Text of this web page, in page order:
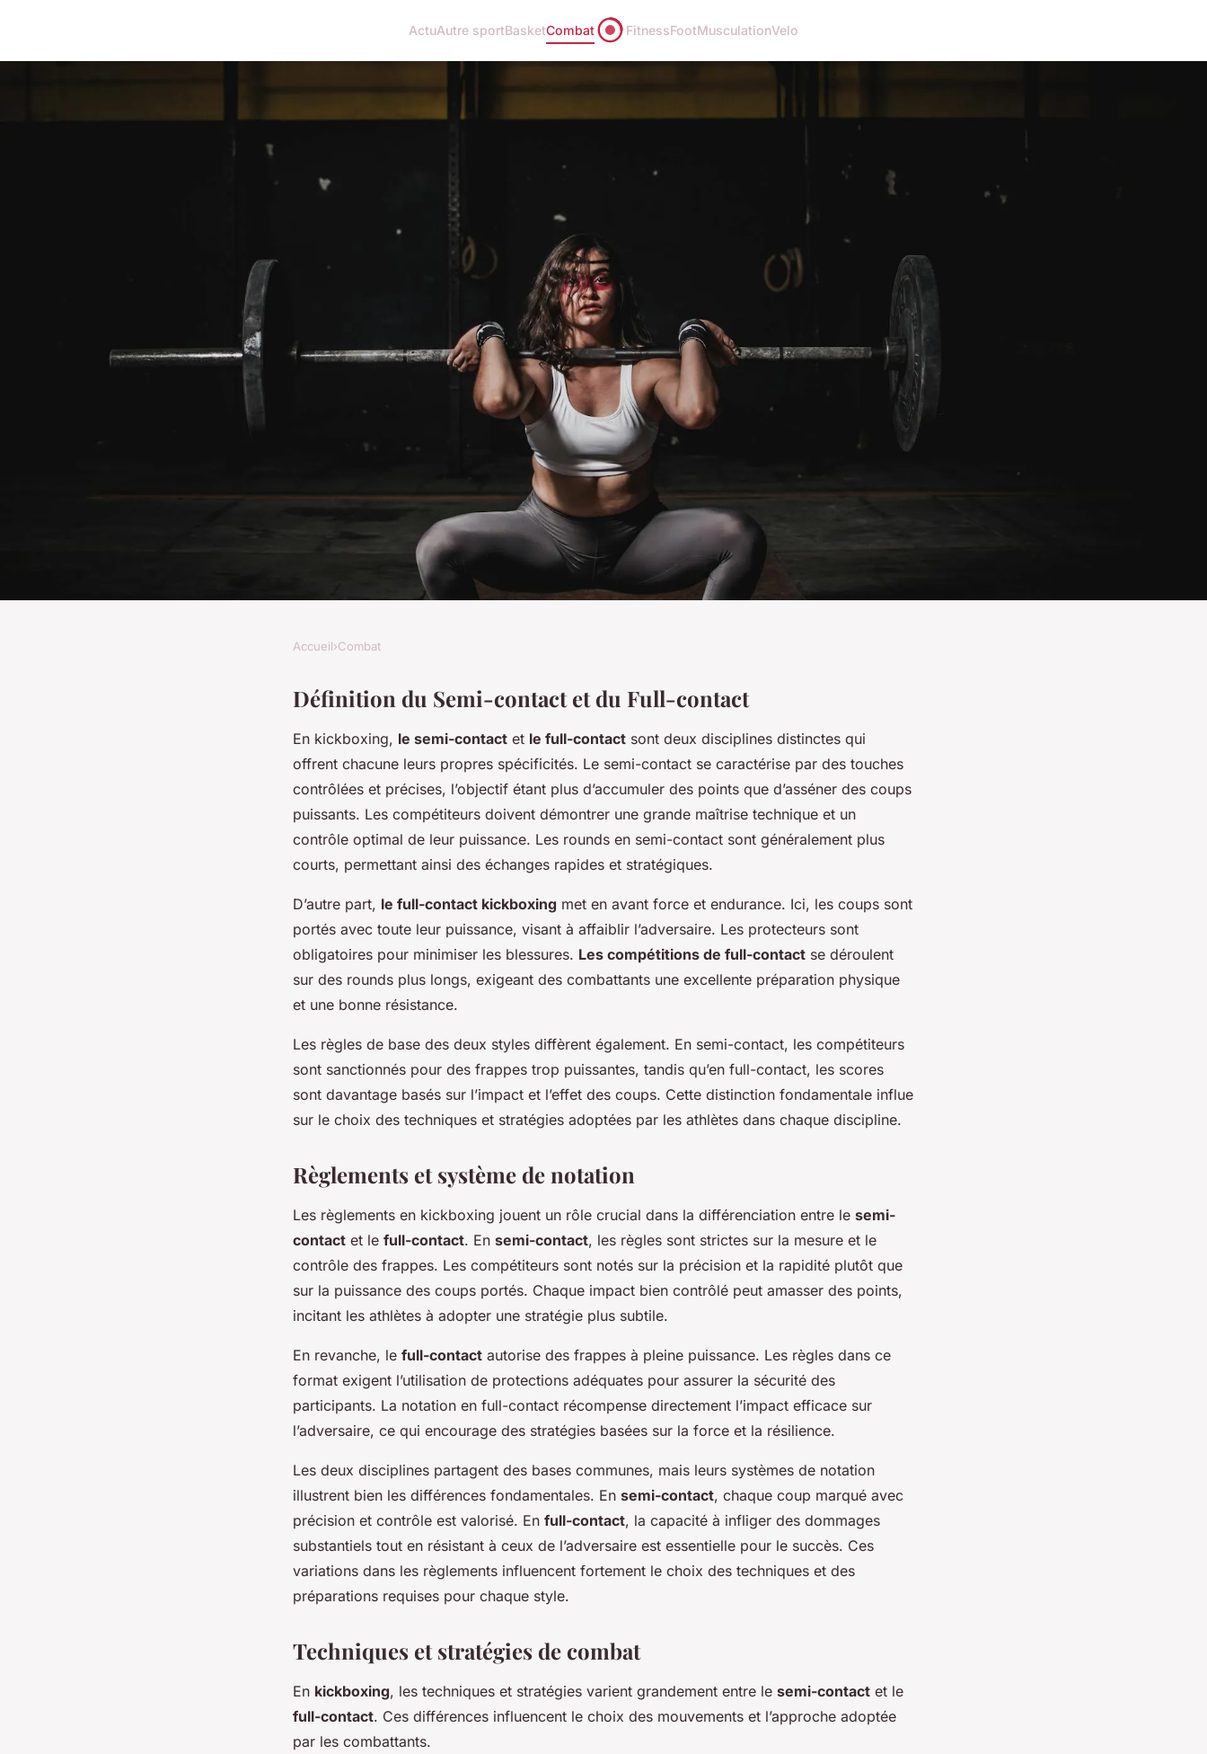
ActuAutre sportBasketCombat FitnessFootMusculationVelo
Découverte du Semi-contact et Full-
contact dans le Kickboxing
Accueil›Combat
Définition du Semi-contact et du Full-contact
En kickboxing, le semi-contact et le full-contact sont deux disciplines distinctes qui
offrent chacune leurs propres spécificités. Le semi-contact se caractérise par des touches
contrôlées et précises, l’objectif étant plus d’accumuler des points que d’asséner des coups
puissants. Les compétiteurs doivent démontrer une grande maîtrise technique et un
contrôle optimal de leur puissance. Les rounds en semi-contact sont généralement plus
courts, permettant ainsi des échanges rapides et stratégiques.
D’autre part, le full-contact kickboxing met en avant force et endurance. Ici, les coups sont
portés avec toute leur puissance, visant à affaiblir l’adversaire. Les protecteurs sont
obligatoires pour minimiser les blessures. Les compétitions de full-contact se déroulent
sur des rounds plus longs, exigeant des combattants une excellente préparation physique
et une bonne résistance.
Les règles de base des deux styles diffèrent également. En semi-contact, les compétiteurs
sont sanctionnés pour des frappes trop puissantes, tandis qu’en full-contact, les scores
sont davantage basés sur l’impact et l’effet des coups. Cette distinction fondamentale influe
sur le choix des techniques et stratégies adoptées par les athlètes dans chaque discipline.
Règlements et système de notation
Les règlements en kickboxing jouent un rôle crucial dans la différenciation entre le semi-
contact et le full-contact. En semi-contact, les règles sont strictes sur la mesure et le
contrôle des frappes. Les compétiteurs sont notés sur la précision et la rapidité plutôt que
sur la puissance des coups portés. Chaque impact bien contrôlé peut amasser des points,
incitant les athlètes à adopter une stratégie plus subtile.
En revanche, le full-contact autorise des frappes à pleine puissance. Les règles dans ce
format exigent l’utilisation de protections adéquates pour assurer la sécurité des
participants. La notation en full-contact récompense directement l’impact efficace sur
l’adversaire, ce qui encourage des stratégies basées sur la force et la résilience.
Les deux disciplines partagent des bases communes, mais leurs systèmes de notation
illustrent bien les différences fondamentales. En semi-contact, chaque coup marqué avec
précision et contrôle est valorisé. En full-contact, la capacité à infliger des dommages
substantiels tout en résistant à ceux de l’adversaire est essentielle pour le succès. Ces
variations dans les règlements influencent fortement le choix des techniques et des
préparations requises pour chaque style.
Techniques et stratégies de combat
En kickboxing, les techniques et stratégies varient grandement entre le semi-contact et le
full-contact. Ces différences influencent le choix des mouvements et l’approche adoptée
par les combattants.